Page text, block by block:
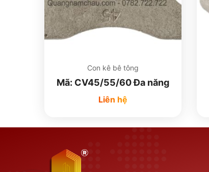
Con kê bê tông
Mã: CV45/55/60 Đa năng
Liên hệ